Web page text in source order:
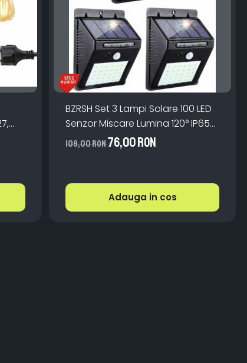
BZRSH Set 3 Lampi Solare 100 LED
Senzor Miscare Lumina 120° IP65
ABS Monocristalin
109,00 RON76,00 RON
Adauga in cos